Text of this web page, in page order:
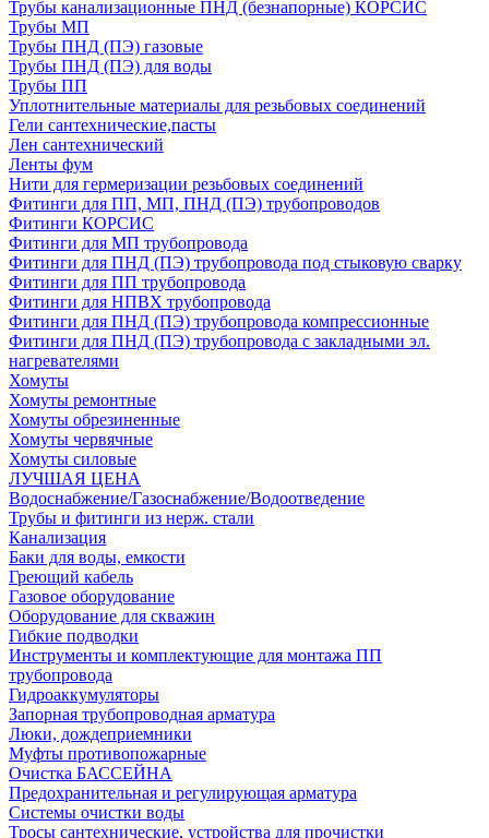
Трубы канализационные ПНД (безнапорные) КОРСИС
Трубы МП
Трубы ПНД (ПЭ) газовые
Трубы ПНД (ПЭ) для воды
Трубы ПП
Уплотнительные материалы для резьбовых соединений
Гели сантехнические,пасты
Лен сантехнический
Ленты фум
Нити для гермеризации резьбовых соединений
Фитинги для ПП, МП, ПНД (ПЭ) трубопроводов
Фитинги КОРСИС
Фитинги для МП трубопровода
Фитинги для ПНД (ПЭ) трубопровода под стыковую сварку
Фитинги для ПП трубопровода
Фитинги для НПВХ трубопровода
Фитинги для ПНД (ПЭ) трубопровода компрессионные
Фитинги для ПНД (ПЭ) трубопровода с закладными эл.
нагревателями
Хомуты
Хомуты ремонтные
Хомуты обрезиненные
Хомуты червячные
Хомуты силовые
ЛУЧШАЯ ЦЕНА
Водоснабжение/Газоснабжение/Водоотведение
Трубы и фитинги из нерж. стали
Канализация
Баки для воды, емкости
Греющий кабель
Газовое оборудование
Оборудование для скважин
Гибкие подводки
Инструменты и комплектующие для монтажа ПП
трубопровода
Гидроаккумуляторы
Запорная трубопроводная арматура
Люки, дождеприемники
Муфты противопожарные
Очистка БАССЕЙНА
Предохранительная и регулирующая арматура
Системы очистки воды
Тросы сантехнические, устройства для прочистки